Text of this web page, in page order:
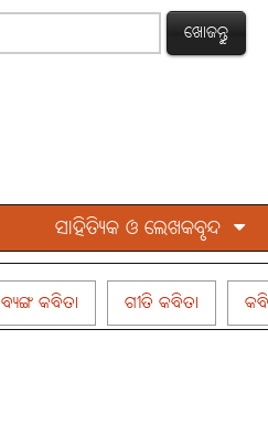
ଖୋଜନ୍ତୁ
ସାହିତ୍ୟିକ ଓ ଲେଖକବୃନ୍ଦ
ବ୍ୟଙ୍ଗ କବିତା ଗୀତି କବିତା